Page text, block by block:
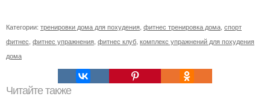
Категории: тренировки дома для похудения фитнес тренировка дома спорт
фитнес фитнес упражнения фитнес клуб комплекс упражнений для похудения
дома
Читайте также